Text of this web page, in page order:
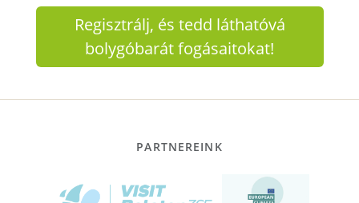
Regisztrálj, és tedd láthatóvá
bolygóbarát fogásaitokat!
PARTNEREINK